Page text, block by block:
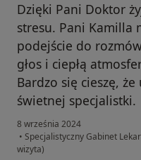
Dzięki Pani Doktor
stresu. Pani Kamilla
podejście do
głos i ciepłą
Bardzo się cieszę,
świetnej specjalistki.
8 września 2024
• Specjalistyczny Gabinet
wizyta)